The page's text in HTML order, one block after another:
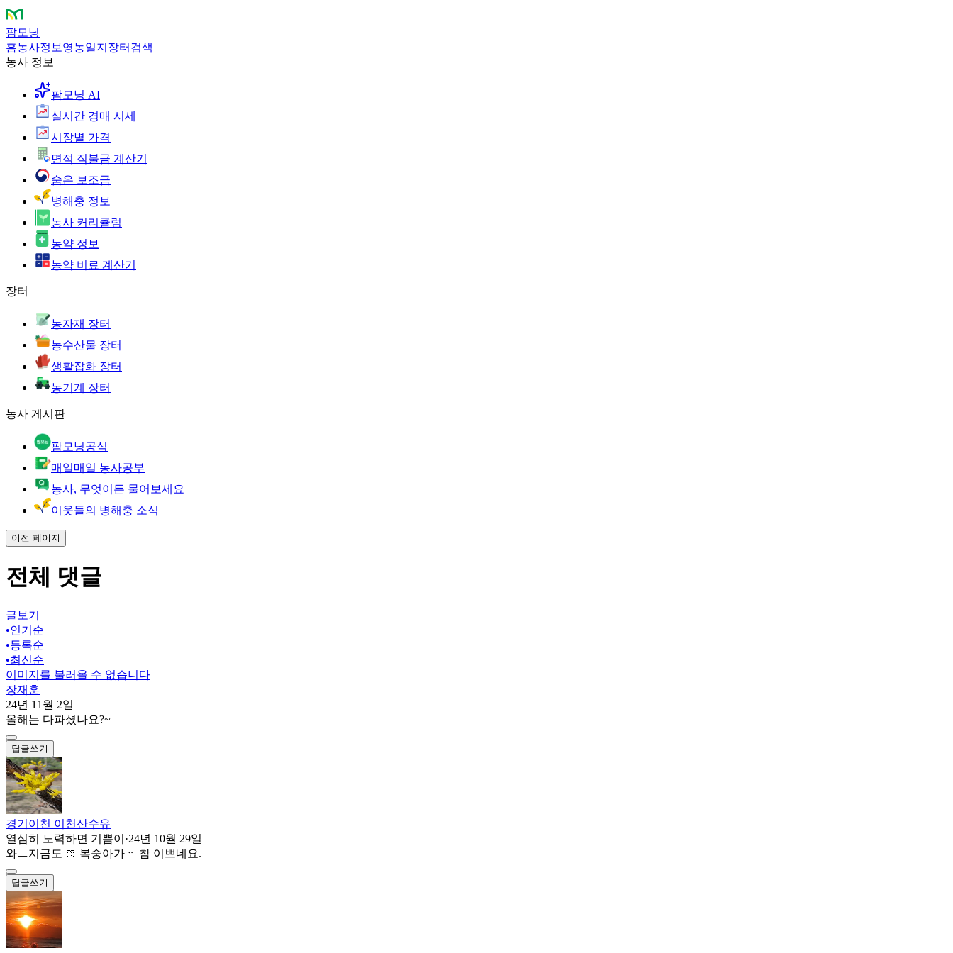
팜모닝
홈농사정보 영농일지 장터 검색
농사 정보
팜모닝 AI
실시간 경매 시세
시장별 가격
면적 직불금 계산기
숨은 보조금
병해충 정보
농사 커리큘럼
농약 정보
농약 비료 계산기
장터
농자재 장터
농수산물 장터
생활잡화 장터
농기계 장터
농사 게시판
팜모닝공식
매일매일 농사공부
농사, 무엇이든 물어보세요
이웃들의 병해충 소식
이전 페이지
전체 댓글
글보기
•인기순
•등록순
•최신순
이미지를 불러올 수 없습니다
장재훈
24년 11월 2일
올해는 다파셨나요?~
답글쓰기
경기이천 이천산수유
열심히 노력하면 기쁨이 ·24년 10월 29일
와ㅡ지금도 🍑 복숭아가ᆢ 참 이쁘네요.
답글쓰기